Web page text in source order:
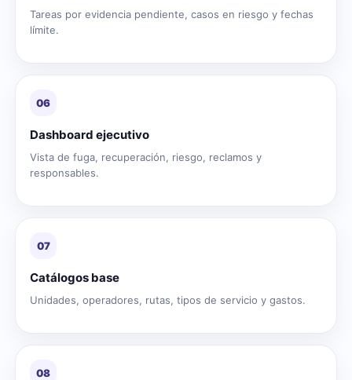
Tareas por evidencia pendiente, casos en riesgo y fechas
límite.
06
Dashboard ejecutivo
Vista de fuga, recuperación, riesgo, reclamos y
responsables.
07
Catálogos base
Unidades, operadores, rutas, tipos de servicio y gastos.
08